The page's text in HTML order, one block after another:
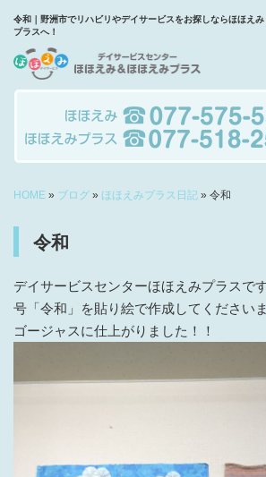
令和｜野洲市でリハビリやデイサービスをお探しならほほえ
プラスへ！
HOME » ブログ » ほほえみプラス日記 » 令和
令和
デイサービスセンターほほえみプラスで
号「令和」を貼り絵で作成してください
ゴージャスに仕上がりました！！